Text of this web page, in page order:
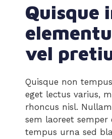
Quisque
vel
Quisque non
eget lectus varius,
rhoncus nisl.
sem laoreet semper
tempus urna sed